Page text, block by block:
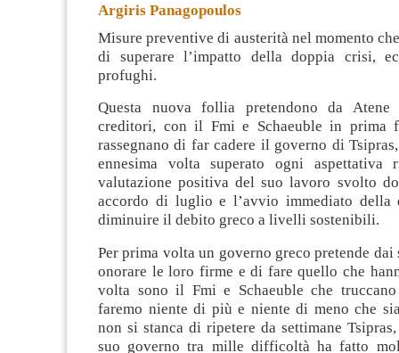
Argiris Panagopoulos
Misure preventive di austerità nel momento
di superare l’impatto della doppia crisi,
profughi.
Questa nuova follia pretendono da
creditori, con il Fmi e Schaeuble in prima
rassegnano di far cadere il governo di
ennesima volta superato ogni aspettativa
valutazione positiva del suo lavoro svolto
accordo di luglio e l’avvio immediato della
diminuire il debito greco a livelli sostenibili.
Per prima volta un governo greco pretende
onorare le loro firme e di fare quello che
volta sono il Fmi e Schaeuble che
faremo niente di più e niente di meno che
non si stanca di ripetere da settimane
suo governo tra mille difficoltà ha fatto